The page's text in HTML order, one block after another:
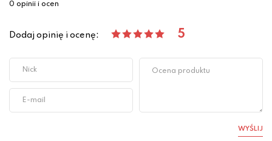
0 opinii i ocen
Dodaj opinię i ocenę: 5
WYŚLIJ